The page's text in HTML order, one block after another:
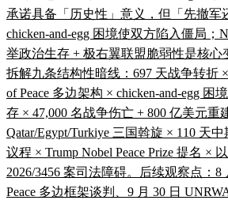
承诺具备「历史性」意义，但「先撤军
chicken-and-egg 困境使双方陷入僵局；
举政治生存 + 极右翼联盟脆弱性是核心
拆解九条结构性暗线：697 天战争转折 ×
of Peace 多边架构 × chicken-and-egg 困
存 × 47,000 名战争伤亡 + 800 亿美元重
Qatar/Egypt/Turkiye 三国斡旋 × 110 天
议程 × Trump Nobel Peace Prize 提名 ×
2026/3456 案司法障碍。后续观察点：8
Peace 多边框架谈判、9 月 30 日